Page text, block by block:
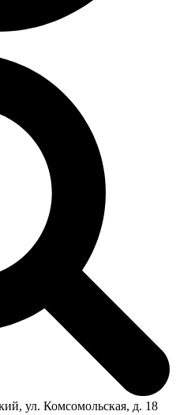
ул. Комсомольская, д. 18